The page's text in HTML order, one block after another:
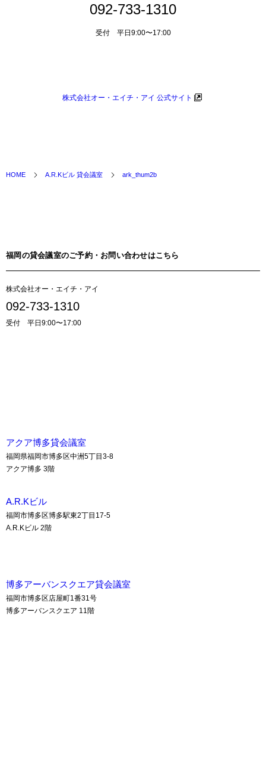
092-733-1310
受付 平日9:00〜17:00
株式会社オー・エイチ・アイ 公式サイト
HOME A.R.Kビル 貸会議室 ark_thum2b
福岡の貸会議室のご予約・お問い合わせはこちら
株式会社オー・エイチ・アイ
092-733-1310
受付 平日9:00〜17:00
アクア博多貸会議室
福岡県福岡市博多区中洲5丁目3-8
アクア博多 3階
A.R.Kビル
福岡市博多区博多駅東2丁目17-5
A.R.Kビル 2階
博多アーバンスクエア貸会議室
福岡市博多区店屋町1番31号
博多アーバンスクエア 11階